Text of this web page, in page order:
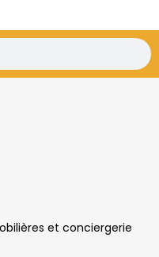
et conciergerie